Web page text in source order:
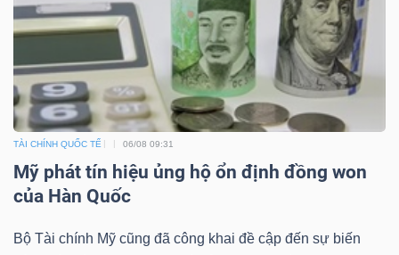
TÀI CHÍNH QUỐC TẾ 06/08 09:31
Mỹ phát tín hiệu ủng hộ ổn định đồng won
của Hàn Quốc
Bộ Tài chính Mỹ cũng đã công khai đề cập đến sự biến